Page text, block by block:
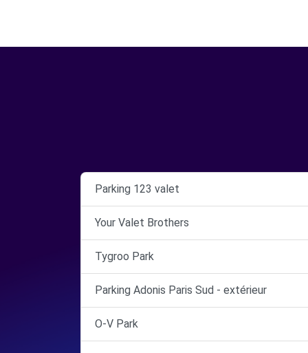
Parking 123 valet
Your Valet Brothers
Tygroo Park
Parking Adonis Paris Sud - extérieur
O-V Park